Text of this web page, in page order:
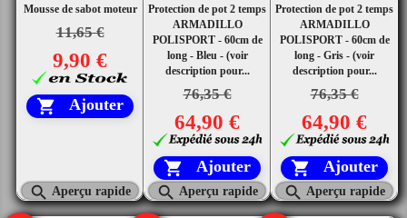
Mousse de sabot moteur
11,65 €
9,90 €
 Ajouter
 Aperçu rapide
Protection de pot 2 temps
ARMADILLO
POLISPORT - 60cm de
long - Bleu - (voir
description pour...
76,35 €
64,90 €
 Ajouter
 Aperçu rapide
Protection de pot 2 temps
ARMADILLO
POLISPORT - 60cm de
long - Gris - (voir
description pour...
76,35 €
64,90 €
 Ajouter
 Aperçu rapide